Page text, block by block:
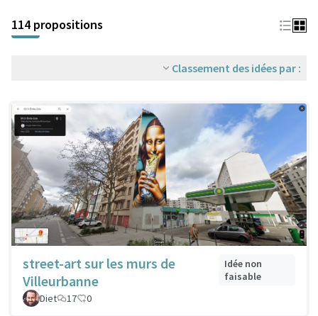
114 propositions
Classement des idées par :
street-art sur les murs de
Villeurbanne
Idée non
faisable
Diet
17 0